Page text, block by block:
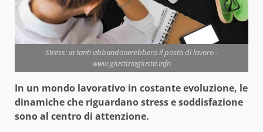
Stress: in tanti abbandonerebbero il posto di lavoro -
www.giustiziagiusta.info
In un mondo lavorativo in costante evoluzione, le
dinamiche che riguardano stress e soddisfazione
sono al centro di attenzione.